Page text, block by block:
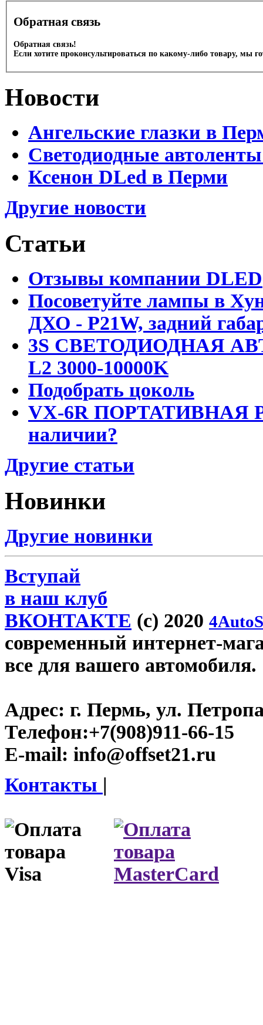
Обратная связь
Обратная связь!
Если хотите проконсультироваться по какому-либо товару, мы
Новости
Ангельские глазки в
Светодиодные
Ксенон DLed в Перми
Другие новости
Статьи
Отзывы компании DLED
Посоветуйте лампы в
ДХО - P21W, задний
3S СВЕТОДИОДНАЯ
L2 3000-10000K
Подобрать цоколь
VX-6R ПОРТАТИВНАЯ
наличии?
Другие статьи
Новинки
Другие новинки
Вступай
в наш клуб
ВКОНТАКТЕ (c) 2020
современный интернет-
все для вашего автомобиля.
Адрес: г. Пермь, ул.
Телефон:+7(908)911-66-15
E-mail: info@offset21.ru
Контакты |